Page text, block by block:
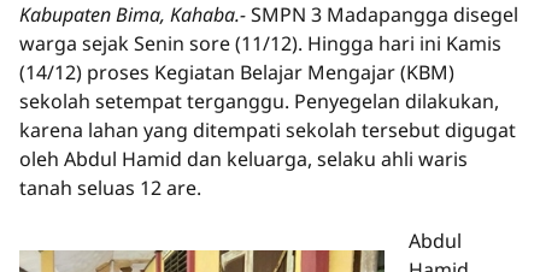
Kabupaten Bima, Kahaba.-SMPN 3 Madapangga disegel
warga sejak Senin sore (11/12). Hingga hari ini Kamis
(14/12) proses Kegiatan Belajar Mengajar (KBM)
sekolah setempat terganggu. Penyegelan dilakukan,
karena lahan yang ditempati sekolah tersebut digugat
oleh Abdul Hamid dan keluarga, selaku ahli waris
tanah seluas 12 are.
Abdul